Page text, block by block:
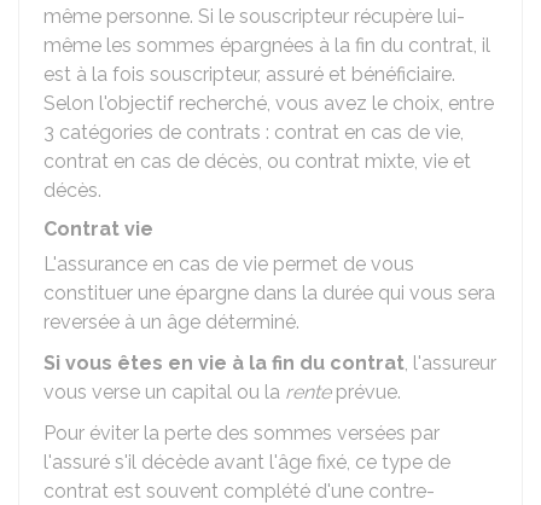
même personne. Si le souscripteur récupère lui-
même les sommes épargnées à la fin du contrat, il
est à la fois souscripteur, assuré et bénéficiaire.
Selon l'objectif recherché, vous avez le choix, entre
3 catégories de contrats : contrat en cas de vie,
contrat en cas de décès, ou contrat mixte, vie et
décès.
Contrat vie
L'assurance en cas de vie permet de vous
constituer une épargne dans la durée qui vous sera
reversée à un âge déterminé.
Si vous êtes en vie à la fin du contrat, l'assureur
vous verse un capital ou la renteprévue.
Pour éviter la perte des sommes versées par
l'assuré s'il décède avant l'âge fixé, ce type de
contrat est souvent complété d'une contre-